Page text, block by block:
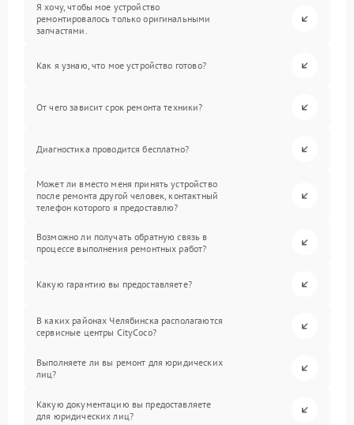
Я хочу, чтобы мое устройство
ремонтировалось только оригинальными
запчастями.
Как я узнаю, что мое устройство готово?
От чего зависит срок ремонта техники?
Диагностика проводится бесплатно?
Может ли вместо меня принять устройство
после ремонта другой человек, контактный
телефон которого я предоставлю?
Возможно ли получать обратную связь в
процессе выполнения ремонтных работ?
Какую гарантию вы предоставляете?
В каких районах Челябинска располагаются
сервисные центры CityCoco?
Выполняете ли вы ремонт для юридических
лиц?
Какую документацию вы предоставляете
для юридических лиц?